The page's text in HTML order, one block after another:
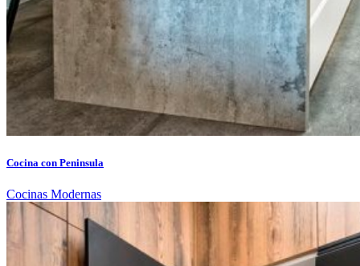
Cocina con Peninsula
Cocinas Modernas